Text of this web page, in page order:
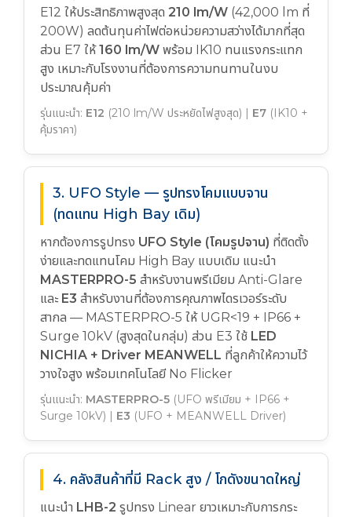
E12 ให้ประสิทธิภาพสูงสุด 210 lm/W (42,000 lm ที่
200W) ลดต้นทุนค่าไฟต่อหน่วยความสว่างได้มากที่สุด
ส่วน E7 ให้160 lm/W พร้อม IK10 ทนแรงกระแทก
สูง เหมาะกับโรงงานที่ต้องการความทนทานในงบ
ประมาณคุ้มค่า
รุ่นแนะนำ: E12 (210 lm/W ประหยัดไฟสูงสุด) | E7 (IK10 +
คุ้มราคา)
3. UFO Style — รูปทรงโคมแบบจาน
(ทดแทน High Bay เดิม)
หากต้องการรูปทรง UFO Style (โคมรูปจาน) ที่ติดตั้ง
ง่ายและทดแทนโคม High Bay แบบเดิม แนะนำ
MASTERPRO-5 สำหรับงานพรีเมียม Anti-Glare
และ E3 สำหรับงานที่ต้องการคุณภาพไดรเวอร์ระดับ
สากล — MASTERPRO-5 ให้ UGR<19 + IP66 +
Surge 10kV (สูงสุดในกลุ่ม) ส่วน E3 ใช้ LED
NICHIA + Driver MEANWELL ที่ลูกค้าให้ความไว้
วางใจสูง พร้อมเทคโนโลยี No Flicker
รุ่นแนะนำ: MASTERPRO-5 (UFO พรีเมียม + IP66 +
Surge 10kV) | E3 (UFO + MEANWELL Driver)
4. คลังสินค้าที่มี Rack สูง / โกดังขนาดใหญ่
แนะนำ LHB-2 รูปทรง Linear ยาวเหมาะกับการกระ